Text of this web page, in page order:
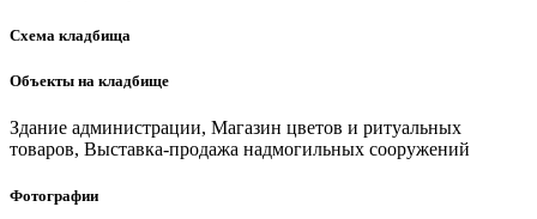
Схема кладбища
Объекты на кладбище
Здание администрации, Магазин цветов и ритуальных
товаров, Выставка-продажа надмогильных сооружений
Фотографии